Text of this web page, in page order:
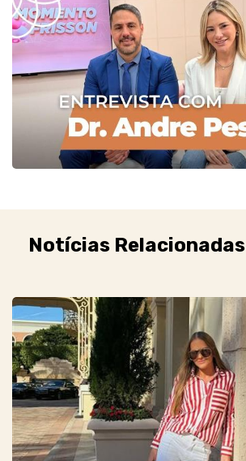
Notícias Relacionadas